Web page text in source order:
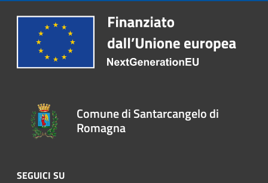
Comune di Santarcangelo di
Romagna
SEGUICI SU